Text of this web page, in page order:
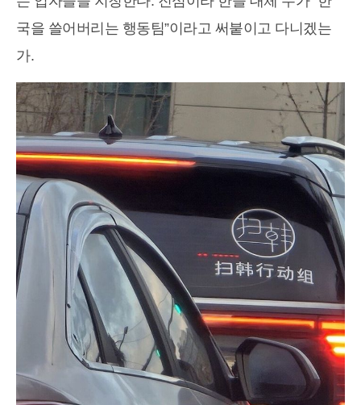
국을 쓸어버리는 행동팀”이라고 써붙이고 다니겠는
가.